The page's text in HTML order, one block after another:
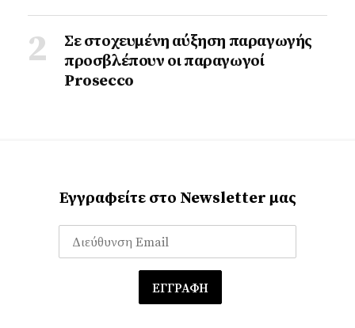
Σε στοχευμένη αύξηση παραγωγής
προσβλέπουν οι παραγωγοί
Prosecco
Εγγραφείτε στο Newsletter μας